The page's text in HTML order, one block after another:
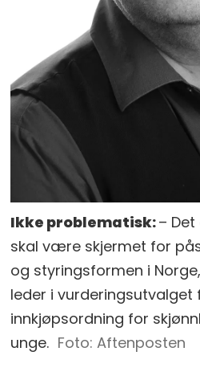
Ikke problematisk:–
skal være skjermet for
og styringsformen i
leder i vurderingsutvalget
innkjøpsordning for
unge.
Aftenposten